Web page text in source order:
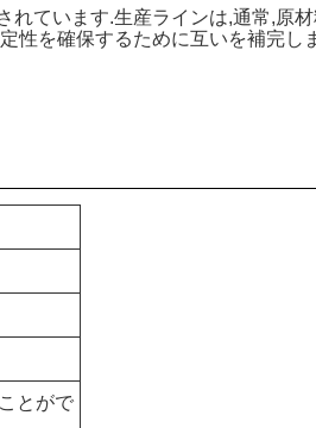
れています.生産ラインは,通常,原
性を確保するために互いを補完し
とがで